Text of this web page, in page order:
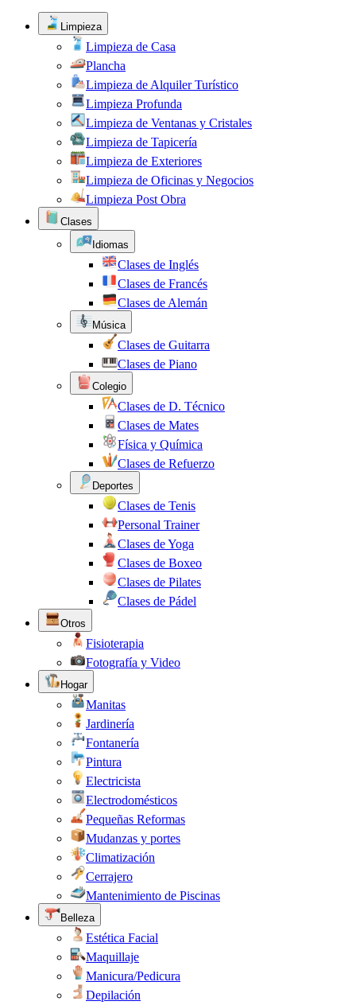
Limpieza
Limpieza de Casa
Plancha
Limpieza de Alquiler Turístico
Limpieza Profunda
Limpieza de Ventanas y Cristales
Limpieza de Tapicería
Limpieza de Exteriores
Limpieza de Oficinas y Negocios
Limpieza Post Obra
Clases
Idiomas
Clases de Inglés
Clases de Francés
Clases de Alemán
Música
Clases de Guitarra
Clases de Piano
Colegio
Clases de D. Técnico
Clases de Mates
Física y Química
Clases de Refuerzo
Deportes
Clases de Tenis
Personal Trainer
Clases de Yoga
Clases de Boxeo
Clases de Pilates
Clases de Pádel
Otros
Fisioterapia
Fotografía y Video
Hogar
Manitas
Jardinería
Fontanería
Pintura
Electricista
Electrodomésticos
Pequeñas Reformas
Mudanzas y portes
Climatización
Cerrajero
Mantenimiento de Piscinas
Belleza
Estética Facial
Maquillaje
Manicura/Pedicura
Depilación